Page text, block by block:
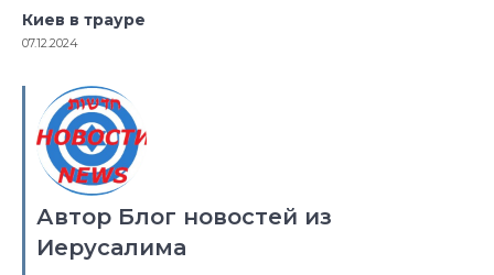
Киев в трауре
07.12.2024
Автор Блог новостей из
Иерусалима